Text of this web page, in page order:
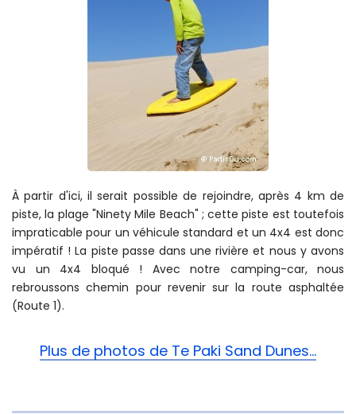
À partir d'ici, il serait possible de rejoindre, après 4 km de
piste, la plage "Ninety Mile Beach" ; cette piste est toutefois
impraticable pour un véhicule standard et un 4x4 est donc
impératif ! La piste passe dans une rivière et nous y avons
vu un 4x4 bloqué ! Avec notre camping-car, nous
rebroussons chemin pour revenir sur la route asphaltée
(Route 1).
Plus de photos de Te Paki Sand Dunes...